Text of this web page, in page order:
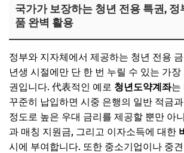
국가가 보장하는 청년 전용 특권, 정
품 완벽 활용
정부와 지자체에서 제공하는 청년 전용
년생 시절에만 단 한 번 누릴 수 있는 가
권입니다. 代表적인 예로 청년도약계좌는
꾸준히 납입하면 시중 은행의 일반 적금
정도로 높은 우대 금리를 제공할 뿐만 아
과 매칭 지원금, 그리고 이자소득에 대한
시에 부여합니다. 또한 중소기업이나 중